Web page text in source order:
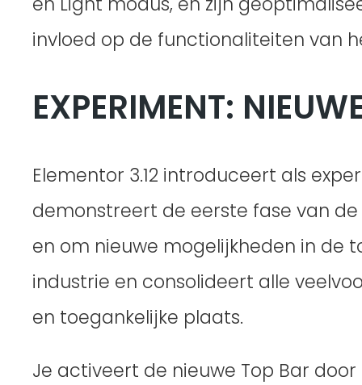
invloed op de functionaliteiten van
EXPERIMENT:
Elementor 3.12 introduceert als
demonstreert de eerste fase van
en om nieuwe mogelijkheden in de
industrie en consolideert alle
en toegankelijke plaats.
Je activeert de nieuwe Top Bar